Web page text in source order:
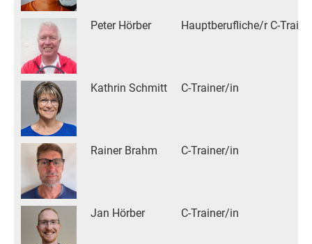
Peter Hörber Hauptberufliche/r C-
Kathrin Schmitt C-Trainer/in
Rainer Brahm C-Trainer/in
Jan Hörber C-Trainer/in